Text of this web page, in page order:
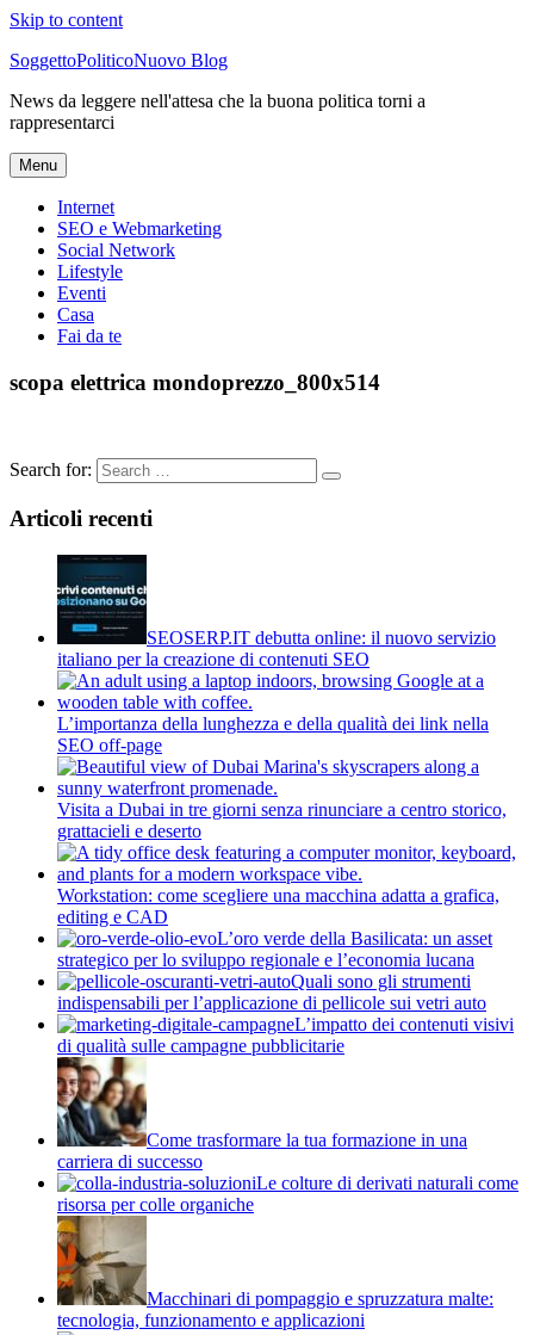
Skip to content
SoggettoPoliticoNuovo Blog
News da leggere nell'attesa che la buona politica torni a
rappresentarci
Menu
Internet
SEO e Webmarketing
Social Network
Lifestyle
Eventi
Casa
Fai da te
scopa elettrica mondoprezzo_800x514
Search for:
Articoli recenti
SEOSERP.IT debutta online: il nuovo servizio
italiano per la creazione di contenuti SEO
L’importanza della lunghezza e della qualità dei link nella
SEO off-page
Visita a Dubai in tre giorni senza rinunciare a centro storico,
grattacieli e deserto
Workstation: come scegliere una macchina adatta a grafica,
editing e CAD
L’oro verde della Basilicata: un asset
strategico per lo sviluppo regionale e l’economia lucana
Quali sono gli strumenti
indispensabili per l’applicazione di pellicole sui vetri auto
L’impatto dei contenuti visivi
di qualità sulle campagne pubblicitarie
Come trasformare la tua formazione in una
carriera di successo
Le colture di derivati naturali come
risorsa per colle organiche
Macchinari di pompaggio e spruzzatura malte:
tecnologia, funzionamento e applicazioni